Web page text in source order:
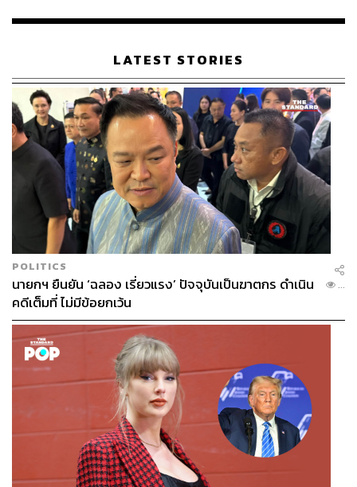
กองบรรณาธิการ THE STANDARD
เรือนไทยที่ถูกซุกไว้
LATEST STORIES
POLITICS
นายกฯ ยืนยัน ‘ฉลอง เรี่ยวแรง’ ปัจจุบันเป็นฆาตกร ดำเนิน
คดีเต็มที่ ไม่มีข้อยกเว้น
...